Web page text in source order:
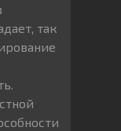
так